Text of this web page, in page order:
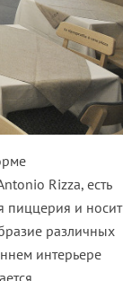
Rizza, есть
пиццерия и носит
различных
интерьере